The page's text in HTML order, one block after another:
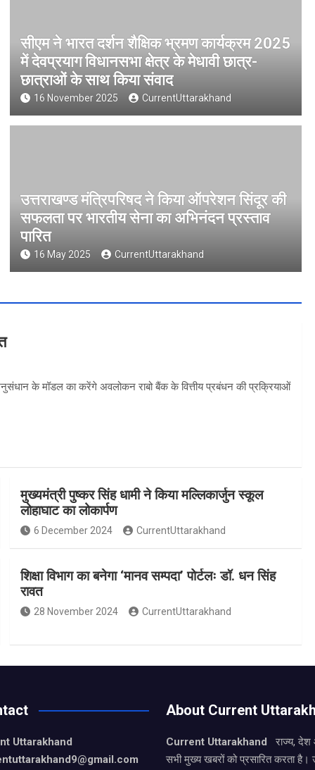
सीएम ने भारत दर्शन शैक्षिक भ्रमण कार्यक्रम 2025
में देवप्रयाग विधानसभा क्षेत्र के मेधावी छात्र-
छात्राओं के साथ किया संवाद
16 November 2025 CurrentUttarakhand
उत्तराखण्ड मंत्रिपरिषद ने किया ऑपरेशन सिंदूर की
सफलता पर भारतीय सेना का अभिनंदन प्रस्ताव
पारित
16 May 2025 CurrentUttarakhand
के मॉडल का करेंगे अवलोकन राबो बैंक के वित्तीय प्रबंधन की प्रक्रियाओं
मुख्यमंत्री पुष्कर सिंह धामी ने किया मल्लिकार्जुन स्कूल
लोहाघाट का लोकार्पण
6 December 2024 CurrentUttarakhand
शिक्षा विभाग का बनेगा ‘मानव सम्पदा’ पोर्टलः डॉ. धन सिंह
रावत
28 November 2024 CurrentUttarakhand
Uttarakhand
@gmail.com
About Current
Current Uttarakhand
राज्य, देश
सभी मुख्य खबरों को प्रसारित करता है।